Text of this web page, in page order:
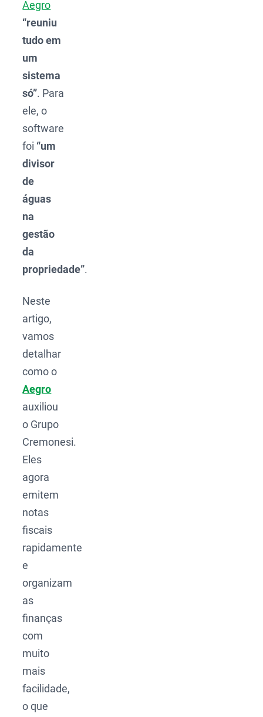
Aegro
“reuniu
tudo em
um
sistema
só”. Para
ele, o
software
foi “um
divisor
de
águas
na
gestão
da
propriedade”.
Neste
artigo,
vamos
detalhar
como o
Aegro
auxiliou
o Grupo
Cremonesi.
Eles
agora
emitem
notas
fiscais
rapidamente
e
organizam
as
finanças
com
muito
mais
facilidade,
o que